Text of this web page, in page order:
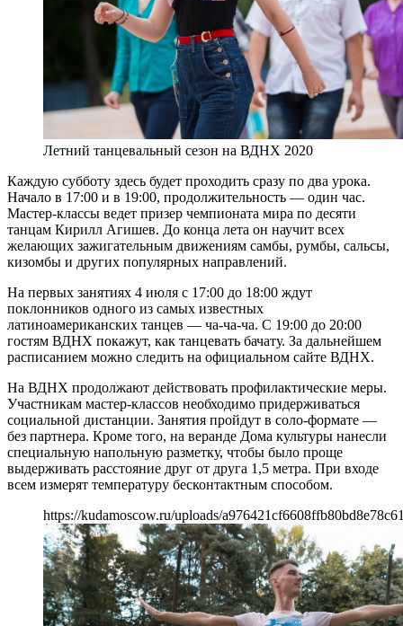
Летний танцевальный сезон на ВДНХ 2020
Каждую субботу здесь будет проходить сразу по два урока.
Начало в 17:00 и в 19:00, продолжительность — один час.
Мастер-классы ведет призер чемпионата мира по десяти
танцам Кирилл Агишев. До конца лета он научит всех
желающих зажигательным движениям самбы, румбы, сальсы,
кизомбы и других популярных направлений.
На первых занятиях 4 июля с 17:00 до 18:00 ждут
поклонников одного из самых известных
латиноамериканских танцев — ча-ча-ча. С 19:00 до 20:00
гостям ВДНХ покажут, как танцевать бачату. За дальнейшем
расписанием можно следить на официальном сайте ВДНХ.
На ВДНХ продолжают действовать профилактические меры.
Участникам мастер-классов необходимо придерживаться
социальной дистанции. Занятия пройдут в соло-формате —
без партнера. Кроме того, на веранде Дома культуры нанесли
специальную напольную разметку, чтобы было проще
выдерживать расстояние друг от друга 1,5 метра. При входе
всем измерят температуру бесконтактным способом.
https://kudamoscow.ru/uploads/